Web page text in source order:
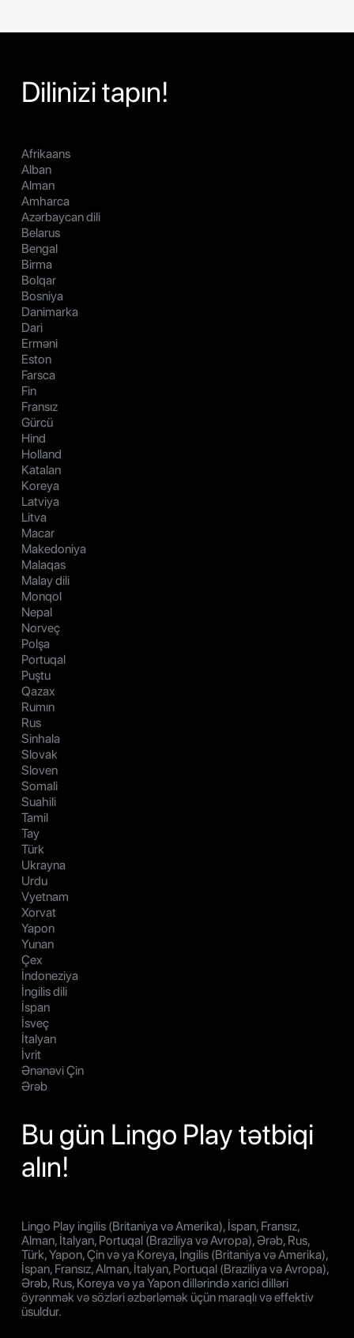
Dilinizi tapın!
Afrikaans
Alban
Alman
Amharca
Azərbaycan dili
Belarus
Bengal
Birma
Bolqar
Bosniya
Danimarka
Dari
Erməni
Eston
Farsca
Fin
Fransız
Gürcü
Hind
Holland
Katalan
Koreya
Latviya
Litva
Macar
Makedoniya
Malaqas
Malay dili
Monqol
Nepal
Norveç
Polşa
Portuqal
Puştu
Qazax
Rumın
Rus
Sinhala
Slovak
Sloven
Somali
Suahili
Tamil
Tay
Türk
Ukrayna
Urdu
Vyetnam
Xorvat
Yapon
Yunan
Çex
İndoneziya
İngilis dili
İspan
İsveç
İtalyan
İvrit
Ənənəvi Çin
Ərəb
Bu gün Lingo Play tətbiqi
alın!
Lingo Play ingilis (Britaniya və Amerika), İspan, Fransız,
Alman, İtalyan, Portuqal (Braziliya və Avropa), Ərəb, Rus,
Türk, Yapon, Çin və ya Koreya, İngilis (Britaniya və Amerika),
İspan, Fransız, Alman, İtalyan, Portuqal (Braziliya və Avropa),
Ərəb, Rus, Koreya və ya Yapon dillərində xarici dilləri
öyrənmək və sözləri əzbərləmək üçün maraqlı və effektiv
üsuldur.